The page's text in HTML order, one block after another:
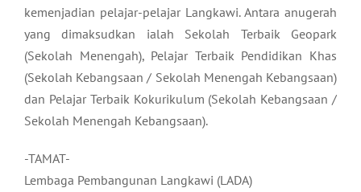
kemenjadian pelajar-pelajar Langkawi. Antara anugerah
yang dimaksudkan ialah Sekolah Terbaik Geopark
(Sekolah Menengah), Pelajar Terbaik Pendidikan Khas
(Sekolah Kebangsaan / Sekolah Menengah Kebangsaan)
dan Pelajar Terbaik Kokurikulum (Sekolah Kebangsaan /
Sekolah Menengah Kebangsaan).
-TAMAT-
Lembaga Pembangunan Langkawi (LADA)